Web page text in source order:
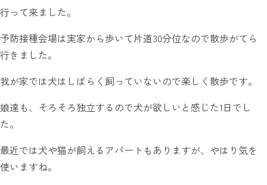
行って来ました。
予防接種会場は実家から歩いて片道30分位なので散歩がてら
行きました。
我が家では犬はしばらく飼っていないので楽しく散歩です。
娘達も、そろそろ独立するので犬が欲しいと感じた1日でし
た。
最近では犬や猫が飼えるアパートもありますが、やはり気を
使いますね。